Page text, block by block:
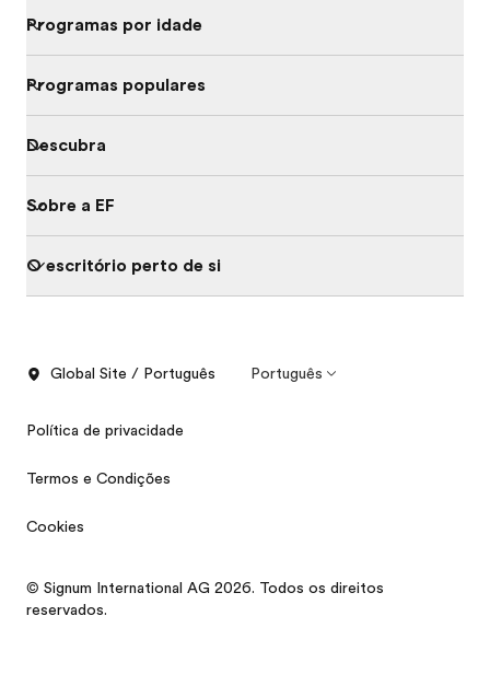
Solicite um orçamento
Programas por idade
Programas populares
Descubra
Sobre a EF
O escritório perto de si
Global Site / Português Português
Política de privacidade
Termos e Condições
Cookies
© Signum International AG 2026. Todos os direitos
reservados.